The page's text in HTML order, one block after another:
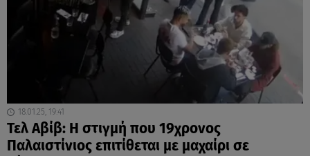
18.01.25, 19:41
Τελ Αβίβ: Η στιγμή που 19χρονος
Παλαιστίνιος επιτίθεται με μαχαίρι σε